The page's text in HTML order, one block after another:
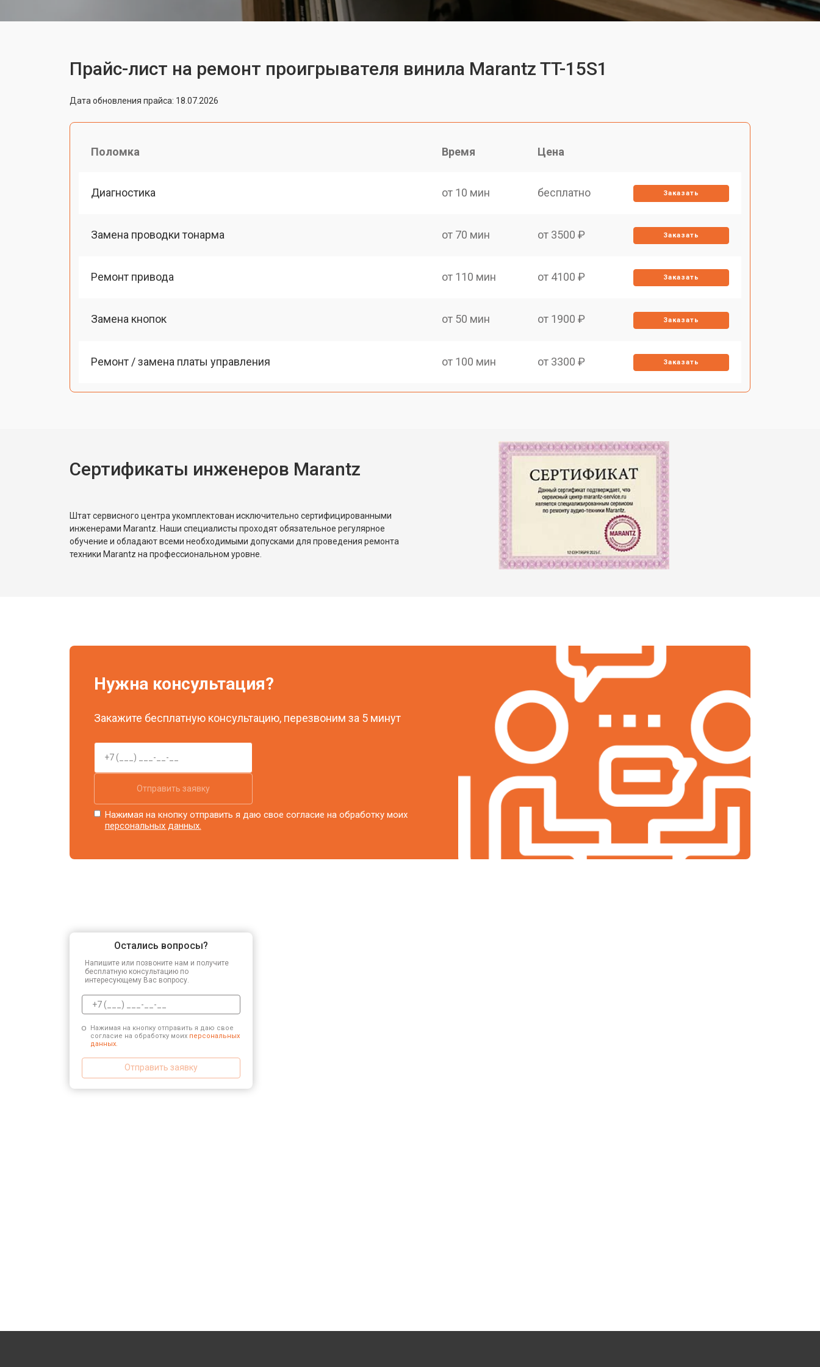
Прайс-лист на ремонт проигрывателя винила Marantz TT-15S1
Дата обновления прайса: 18.07.2026
Поломка Время Цена
Диагностика от 10 мин бесплатно Заказать
Замена проводки тонарма от 70 мин от 3500 ₽ Заказать
Ремонт привода от 110 мин от 4100 ₽ Заказать
Замена кнопок от 50 мин от 1900 ₽ Заказать
Ремонт / замена платы управления от 100 мин от 3300 ₽ Заказать
Сертификаты инженеров Marantz
Штат сервисного центра укомплектован исключительно сертифицированными
инженерами Marantz. Наши специалисты проходят обязательное регулярное
обучение и обладают всеми необходимыми допусками для проведения ремонта
техники Marantz на профессиональном уровне.
Нужна консультация?
Закажите бесплатную консультацию, перезвоним за 5 минут
Отправить заявку
Нажимая на кнопку отправить я даю свое согласие на обработку моих
персональных данных.
Остались вопросы?
Напишите или позвоните нам и получите
бесплатную консультацию по
интересующему Вас вопросу.
Нажимая на кнопку отправить я даю свое
согласие на обработку моих персональных
данных.
Отправить заявку